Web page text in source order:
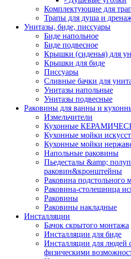
Комплектующие для
Трапы для душа и
Унитазы, биде, писсуары
Биде напольное
Биде подвесное
Крышки (сиденья) для
Крышки для биде
Писсуары
Сливные бачки для
Унитазы напольные
Унитазы подвесные
Раковины для ванны и
Измельчители
Кухонные
Кухонные мойки
Кухонные мойки
Напольные раковины
Пьедесталы &amp;
раковин&кронштейны
Раковина подстольного
Раковина-столешница
Раковины
Раковины накладные
Инсталляции
Бачок скрытого монтажа
Инсталляции для биде
Инсталляции для людей
физическими